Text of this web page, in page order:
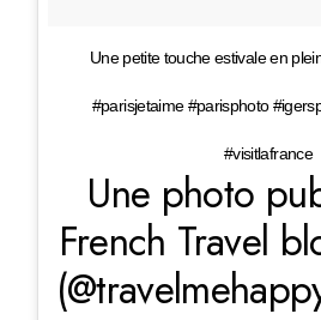
Une petite touche estivale en
#parisjetaime #parisphoto
#visitlafrance
Une photo
French Travel